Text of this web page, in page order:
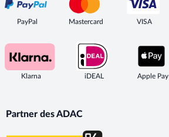
PayPal Mastercard VISA
Klarna iDEAL Apple Pay
Partner des ADAC